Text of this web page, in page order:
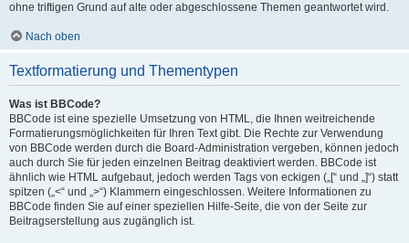
ohne triftigen Grund auf alte oder abgeschlossene Themen geantwortet wird.
Nach oben
Textformatierung und Thementypen
Was ist BBCode?
BBCode ist eine spezielle Umsetzung von HTML, die Ihnen weitreichende
Formatierungsmöglichkeiten für Ihren Text gibt. Die Rechte zur Verwendung
von BBCode werden durch die Board-Administration vergeben, können jedoch
auch durch Sie für jeden einzelnen Beitrag deaktiviert werden. BBCode ist
ähnlich wie HTML aufgebaut, jedoch werden Tags von eckigen („[“ und „]“) statt
spitzen („<“ und „>“) Klammern eingeschlossen. Weitere Informationen zu
BBCode finden Sie auf einer speziellen Hilfe-Seite, die von der Seite zur
Beitragserstellung aus zugänglich ist.